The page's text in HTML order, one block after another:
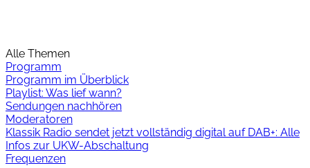
Alle Themen
Programm
Programm im Überblick
Playlist: Was lief wann?
Sendungen nachhören
Moderatoren
Klassik Radio sendet jetzt vollständig digital auf DAB+: Alle
Infos zur UKW-Abschaltung
Frequenzen